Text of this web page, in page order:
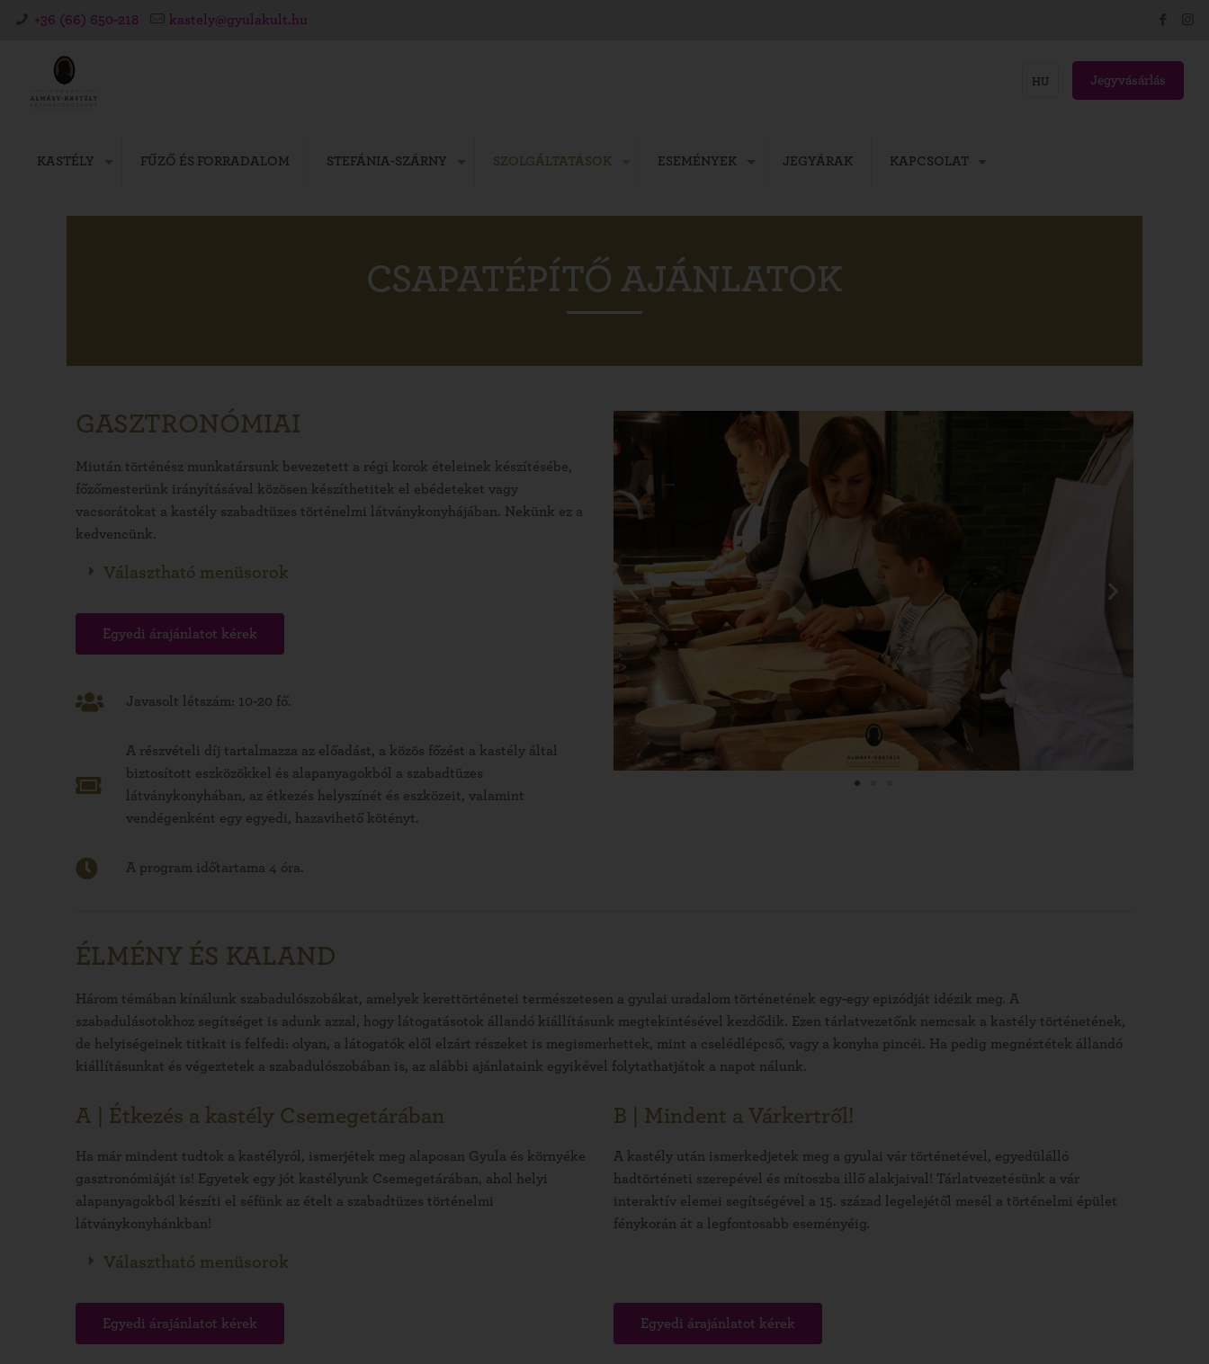
+36 (66) 650-218 kastely@gyulakult.hu
KASTÉLY FŰZŐ ÉS FORRADALOM STEFÁNIA-SZÁRNY SZOLGÁLTATÁSOK ESEMÉNYEK JEGYÁRAK KAPCSOLAT
HU Jegyvásárlás
CSAPATÉPÍTŐ AJÁNLATOK
GASZTRONÓMIAI
Miután történész munkatársunk bevezetett a régi korok ételeinek készítésébe,
főzőmesterünk irányításával közösen készíthetitek el ebédeteket vagy
vacsorátokat a kastély szabadtüzes történelmi látványkonyhájában. Nekünk ez a
kedvencünk.
Választható menüsorok
Egyedi árajánlatot kérek
Javasolt létszám: 10-20 fő.
A részvételi díj tartalmazza az előadást, a közös főzést a kastély által
biztosított eszközökkel és alapanyagokból a szabadtüzes
látványkonyhában, az étkezés helyszínét és eszközeit, valamint
vendégenként egy egyedi, hazavihető kötényt.
A program időtartama 4 óra.
ÉLMÉNY ÉS KALAND
Három témában kínálunk szabadulószobákat, amelyek kerettörténetei természetesen a gyulai uradalom történetének egy-egy epizódját idézik meg. A
szabadulásotokhoz segítséget is adunk azzal, hogy látogatásotok állandó kiállításunk megtekintésével kezdődik. Ezen tárlatvezetőnk nemcsak a kastély történetének,
de helyiségeinek titkait is felfedi: olyan, a látogatók elől elzárt részeket is megismerhettek, mint a cselédlépcső, vagy a konyha pincéi. Ha pedig megnéztétek állandó
kiállításunkat és végeztetek a szabadulószobában is, az alábbi ajánlataink egyikével folytathatjátok a napot nálunk.
A | Étkezés a kastély Csemegetárában
Ha már mindent tudtok a kastélyról, ismerjétek meg alaposan Gyula és környéke
gasztronómiáját is! Egyetek egy jót kastélyunk Csemegetárában, ahol helyi
alapanyagokból készíti el séfünk az ételt a szabadtüzes történelmi
látványkonyhánkban!
Választható menüsorok
Egyedi árajánlatot kérek
B | Mindent a Várkertről!
A kastély után ismerkedjetek meg a gyulai vár történetével, egyedülálló
hadtörténeti szerepével és mítoszba illő alakjaival! Tárlatvezetésünk a vár
interaktív elemei segítségével a 15. század legelejétől mesél a történelmi épület
fénykorán át a legfontosabb eseményéig.
Egyedi árajánlatot kérek